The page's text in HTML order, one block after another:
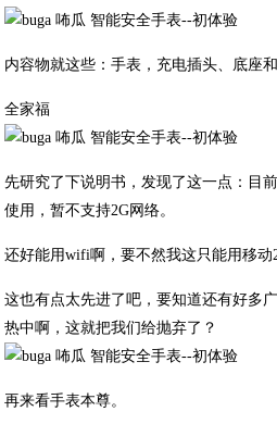
内容物就这些：手表，充电插头、底座
全家福
先研究了下说明书，发现了这一点：目
使用，暂不支持2G网络。
还好能用wifi啊，要不然我这只能用移动
这也有点太先进了吧，要知道还有好多
热中啊，这就把我们给抛弃了？
再来看手表本尊。